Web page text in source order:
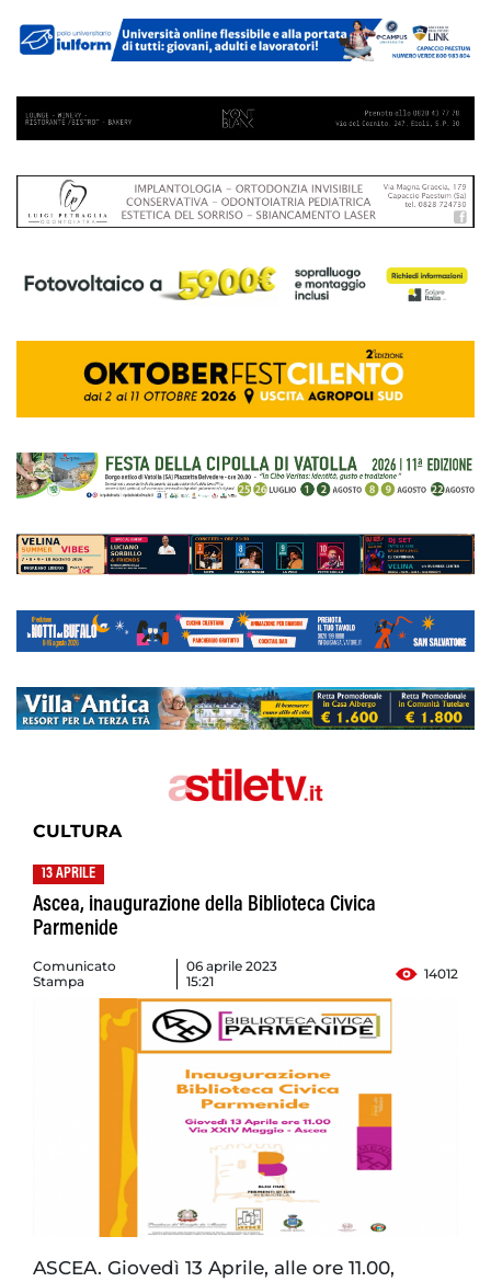
CULTURA
13 APRILE
Ascea, inaugurazione della Biblioteca Civica
Parmenide
Comunicato
Stampa
06 aprile 2023
15:21
14012
ASCEA. Giovedì 13 Aprile, alle ore 11.00,